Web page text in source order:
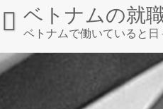
ベトナム就職実現のための求
ベトナムの就
ベトナムで働いていると